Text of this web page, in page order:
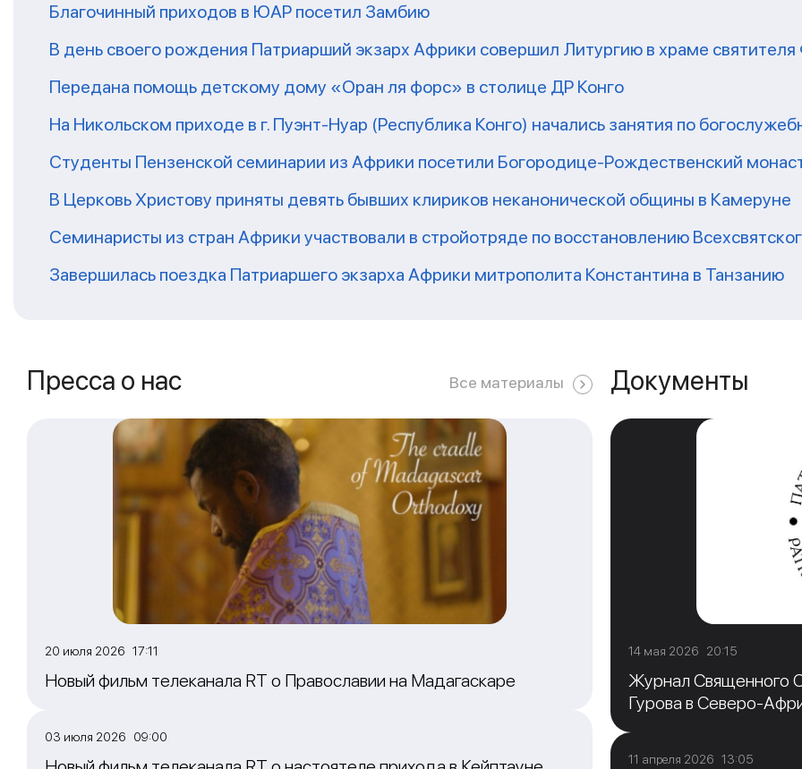
Благочинный приходов в ЮАР посетил Замбию
В день своего рождения Патриарший экзарх Африки совершил Литургию в храме
Передана помощь детскому дому «Оран ля форс» в столице ДР Конго
На Никольском приходе в г. Пуэнт-Нуар (Республика Конго) начались занятия по
Студенты Пензенской семинарии из Африки посетили Богородице-Рождественский
В Церковь Христову приняты девять бывших клириков неканонической общины в Камеруне
Семинаристы из стран Африки участвовали в стройотряде по восстановлению
Завершилась поездка Патриаршего экзарха Африки митрополита Константина в Танзанию
Пресса о нас Все материалы
20 июля 2026 17:11
Новый фильм телеканала RT о Православии на Мадагаскаре
03 июля 2026 09:00
Документы
14 мая 2026 20:15
Журнал Священного
Гурова в Северо-
11 апреля 2026 13:05